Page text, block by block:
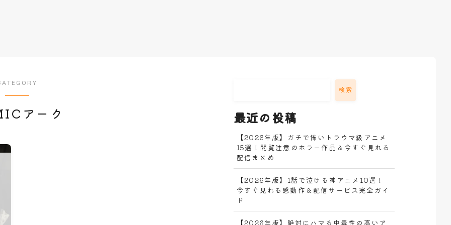
アーク
検索
最近の投稿
【2026年版】ガチで怖いトラウマ級アニメ
15選！閲覧注意のホラー作品＆今すぐ見れる
配信まとめ
【2026年版】1話で泣ける神アニメ10選！
今すぐ見れる感動作＆配信サービス完全ガイ
ド
【2026年版】絶対にハマる中毒性の高いア